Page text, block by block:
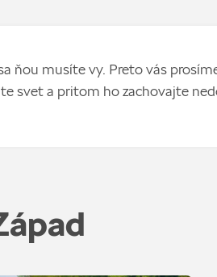
ňou musíte vy. Preto vás
svet a pritom ho zachovajte